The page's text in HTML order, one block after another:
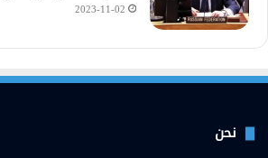
2023-11-02
نحن